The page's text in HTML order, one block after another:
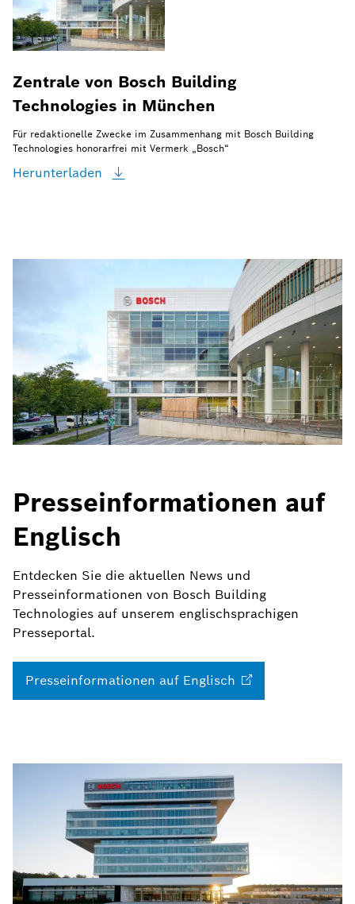
Zentrale von Bosch Building
Technologies in München
Für redaktionelle Zwecke im Zusammenhang mit Bosch Building
Technologies honorarfrei mit Vermerk „Bosch“
Herunterladen
Presseinformationen auf
Englisch
Entdecken Sie die aktuellen News und
Presseinformationen von Bosch Building
Technologies auf unserem englischsprachigen
Presseportal.
Presseinformationen auf Englisch